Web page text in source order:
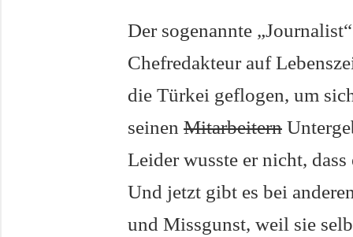
Der sogenannte
Chefredakteur auf
die Türkei geflogen, um
seinen Mitarbeitern
Leider wusste er nicht,
Und jetzt gibt es bei
und Missgunst, weil sie